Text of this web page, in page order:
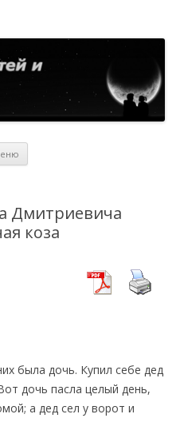
Дмитриевича
коза
была дочь. Купил себе дед
дочь пасла целый день,
а дед сел у ворот и